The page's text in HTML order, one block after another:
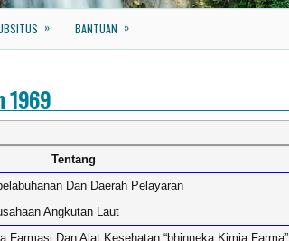
» BANTUAN »
1969
Tentang
Dan Daerah Pelayaran
Angkutan Laut
Farmasi Dan Alat Kesehatan “bhinneka Kimia Farma”